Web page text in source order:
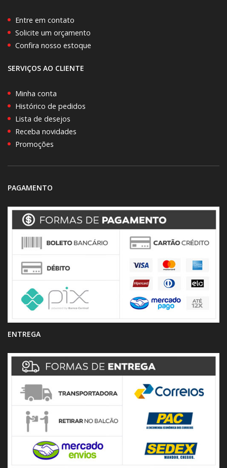
Entre em contato
Solicite um orçamento
Confira nosso estoque
SERVIÇOS AO CLIENTE
Minha conta
Histórico de pedidos
Lista de desejos
Receba novidades
Promoções
PAGAMENTO
ENTREGA